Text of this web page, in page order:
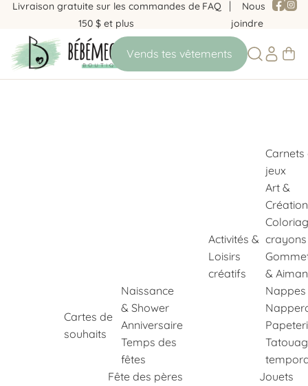
Livraison gratuite sur les commandes de
150 $ et plus
FAQ
Nous
joindre
Cartes de
souhaits
Naissance
& Shower
Anniversaire
Temps des
fêtes
Fête des pères
Activités &
Loisirs
créatifs
Carnets
jeux
Art &
Création
crayons
&
Nappes
Jouets